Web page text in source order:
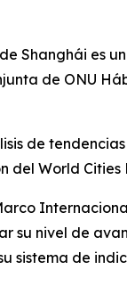
Shanghái es
de ONU
de
del World Cities
su nivel de
sistema de